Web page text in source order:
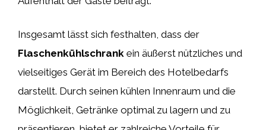
Insgesamt lässt sich festhalten, dass der
Flaschenkühlschrank ein äußerst nützliches und
vielseitiges Gerät im Bereich des Hotelbedarfs
darstellt. Durch seinen kühlen Innenraum und die
Möglichkeit, Getränke optimal zu lagern und zu